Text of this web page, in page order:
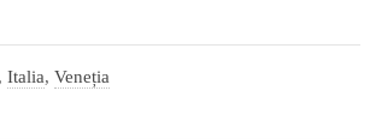
, Italia, Veneția